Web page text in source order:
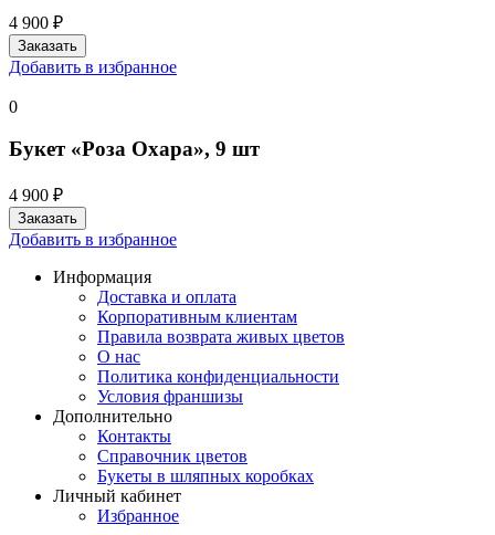
4 900 ₽
Добавить в избранное
0
Букет «Роза Охара», 9 шт
4 900 ₽
Добавить в избранное
Информация
Доставка и оплата
Корпоративным клиентам
Правила возврата живых цветов
О нас
Политика конфиденциальности
Условия франшизы
Дополнительно
Контакты
Справочник цветов
Букеты в шляпных коробках
Личный кабинет
Избранное